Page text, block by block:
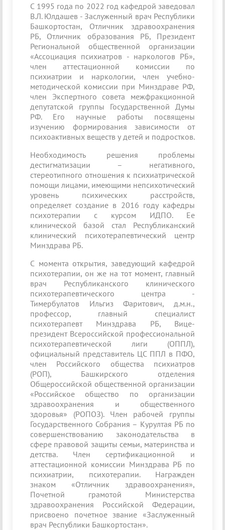
С 1995 года по 2022 год кафедрой заведовал
В.Л. Юлдашев - Заслуженный врач Республики
Башкортостан, Отличник здравоохранения
РБ, Отличник образования РБ, Президент
Региональной общественной организации
«Ассоциация психиатров - наркологов РБ»,
член аттестационной комиссии по
психиатрии и наркологии, член учебно-
методической комиссии при Минздраве РФ,
член Экспертного совета межфракционной
депутатской группы Государственной Думы
РФ. Его научные работы посвящены
изучению формирования зависимости от
психоактивных веществ у детей и подростков.
Необходимость решения проблемы
дестигматизации – негативного,
стереотипного отношения к психиатрической
помощи лицами, имеющими непсихотический
уровень психических расстройств,
определяет создание в 2016 году кафедры
психотерапии с курсом ИДПО. Ее
клинической базой стал Республиканский
клинический психотерапевтический центр
Минздрава РБ.
С момента открытия, заведующий кафедрой
психотерапии, он же на тот момент, главный
врач Республиканского клинического
психотерапевтического центра -
Тимербулатов Ильгиз Фаритович, д.м.н.,
профессор, главный специалист
психотерапевт Минздрава РБ, Вице-
президент Всероссийской профессиональной
психотерапевтической лиги (ОППЛ),
официальный представитель ЦС ППЛ в ПФО,
член Российского общества психиатров
(РОП), Башкирского отделения
Общероссийской общественной организации
«Российское общество по организации
здравоохранения и общественного
здоровья» (РОПОЗ). Член рабочей группы
Государственного Собрания – Курултая РБ по
совершенствованию законодательства в
сфере правовой защиты семьи, материнства и
детства. Член сертификационной и
аттестационной комиссии Минздрава РБ по
психиатрии, психотерапии. Награжден
знаком «Отличник здравоохранения»,
Почетной грамотой Министерства
здравоохранения Российской Федерации,
присвоено почетное звание «Заслуженный
врач Республики Башкортостан».